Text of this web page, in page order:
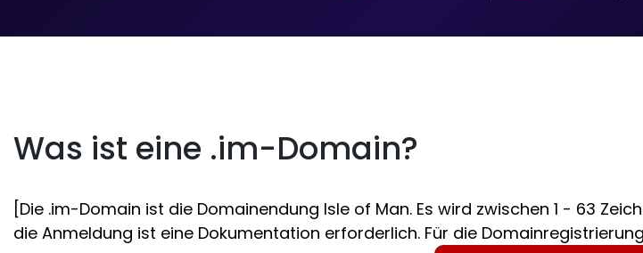
Was ist eine .im-Domain?
[Die .im-Domain ist die Domainendung Isle of Man. Es wird zwischen 1 - 63
die Anmeldung ist eine Dokumentation erforderlich. Für die